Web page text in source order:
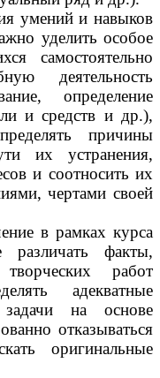
и навыков
уделить особое
самостоятельно
деятельность
определение
и средств и др.),
причины
их устранения,
и соотносить их
чертами своей
в рамках курса
различать факты,
работ
адекватные
на основе
отказываться
оригинальные